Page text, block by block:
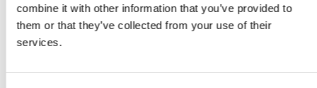
combine it with other information that you’ve provided to
them or that they’ve collected from your use of their
services.
son: 1) Los profesionales del sexo están entre las
poblaciones más afectadas por el VIH; 2) el
compromiso con los profesionales del sexo es esencial